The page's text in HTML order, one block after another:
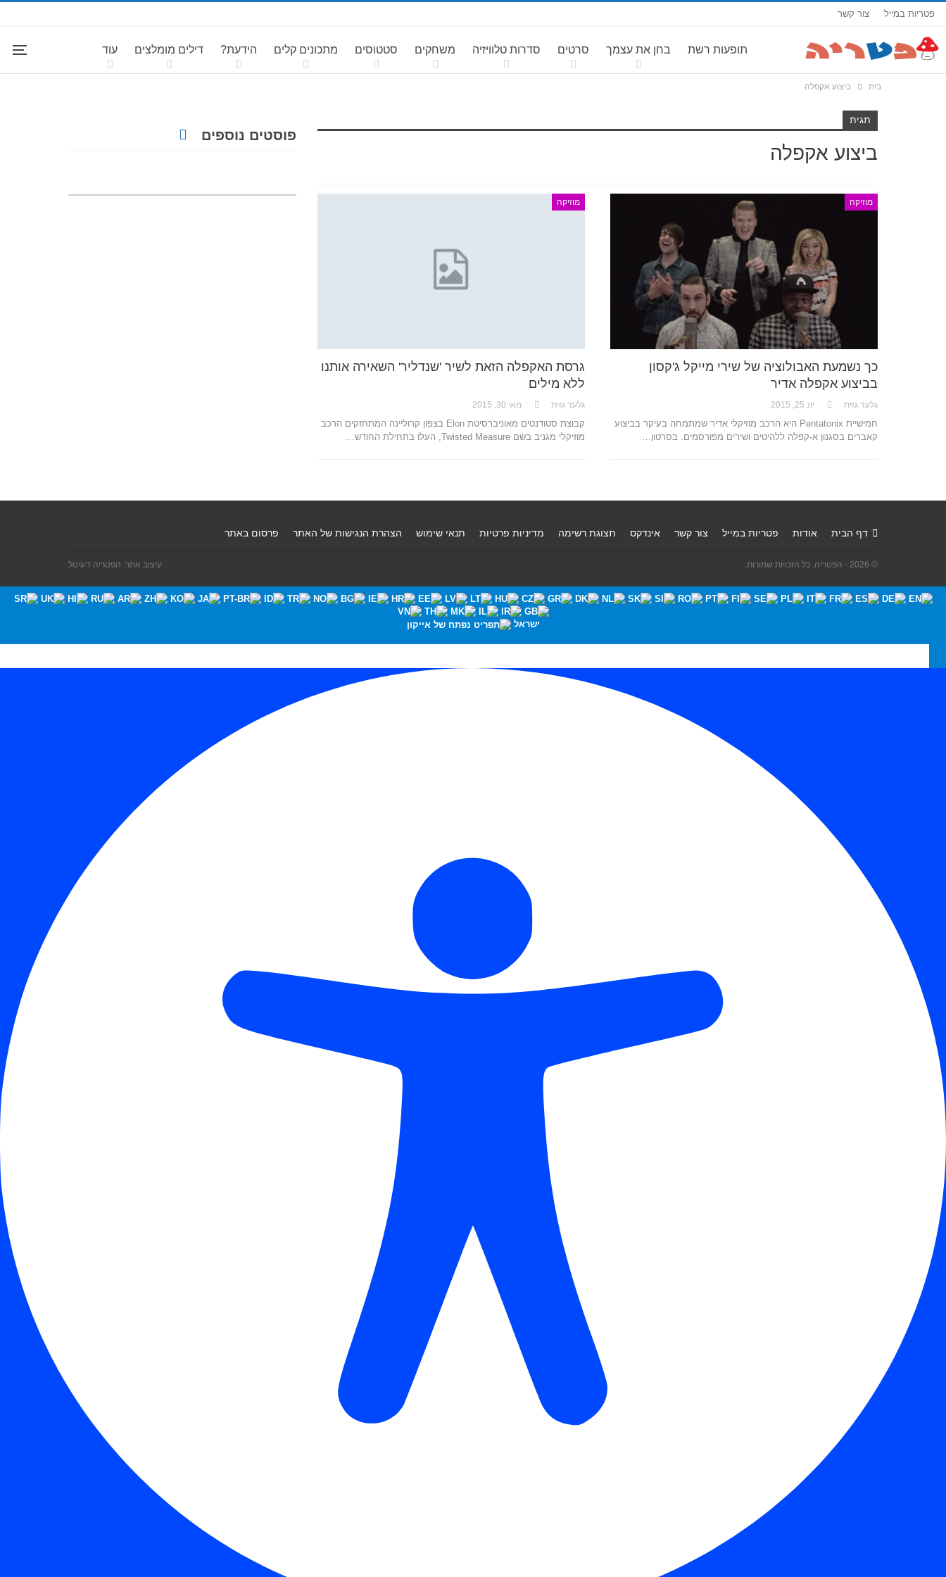
פטריות במייל צור קשר
תופעות רשת בחן את עצמך סרטים סדרות טלוויזיה משחקים סטטוסים מתכונים קלים הידעת? דילים מומלצים עוד
בית ביצוע אקפלה
תגית
ביצוע אקפלה
מוזיקה
כך נשמעת האבולוציה של שירי מייקל ג'קסון
בביצוע אקפלה אדיר
גלעד גזית יונ 25, 2015
חמישיית Pentatonix היא הרכב מוזיקלי אדיר שמתמחה בעיקר בביצוע
קאברים בסגנון א-קפלה ללהיטים ושירים מפורסמים. בסרטון…
מוזיקה
גרסת האקפלה הזאת לשיר 'שנדליר' השאירה אותנו
ללא מילים
גלעד גזית מאי 30, 2015
קבוצת סטודנטים מאוניברסיטת Elon בצפון קרוליינה המתחזקים הרכב
מוזיקלי מגניב בשם Twisted Measure, העלו בתחילת החודש…
פוסטים נוספים
דף הבית אודות פטריות במייל צור קשר אינדקס תצוגת רשימה מדיניות פרטיות תנאי שימוש הצהרת הנגישות של האתר פרסום באתר
© 2026 - הפטריה. כל הזכויות שמורות. עיצוב אתר: הפטריה דיגיטל
ישראל